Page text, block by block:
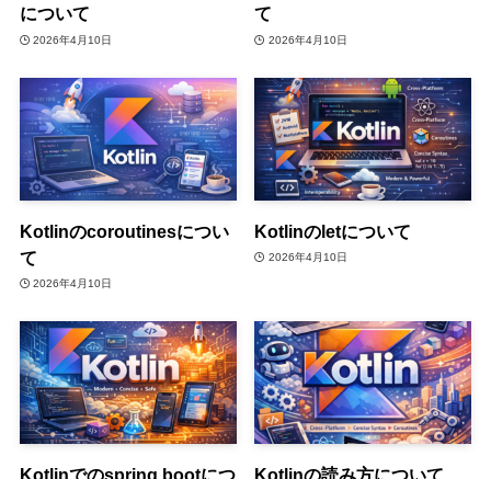
について
2026年4月10日
て
2026年4月10日
Kotlinのcoroutinesについ
て
2026年4月10日
Kotlinのletについて
2026年4月10日
Kotlinでのspring bootにつ
Kotlinの読み方について